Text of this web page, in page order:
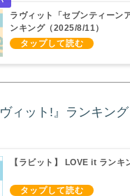
ラヴィット「セブンティーン
ンキング（2025/8/11）
ィット!』ランキング
【ラビット】 LOVE it ランキ